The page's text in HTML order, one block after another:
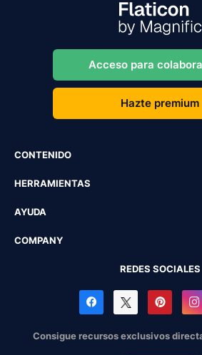
Acceso para
Hazte premium
CONTENIDO
HERRAMIENTAS
AYUDA
COMPANY
REDES SOCIALES
Consigue recursos exclusivos